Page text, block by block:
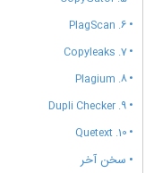
6. PlagScan
7. Copyleaks
8. Plagium
9. Dupli Checker
10. Quetext
سخن آخر